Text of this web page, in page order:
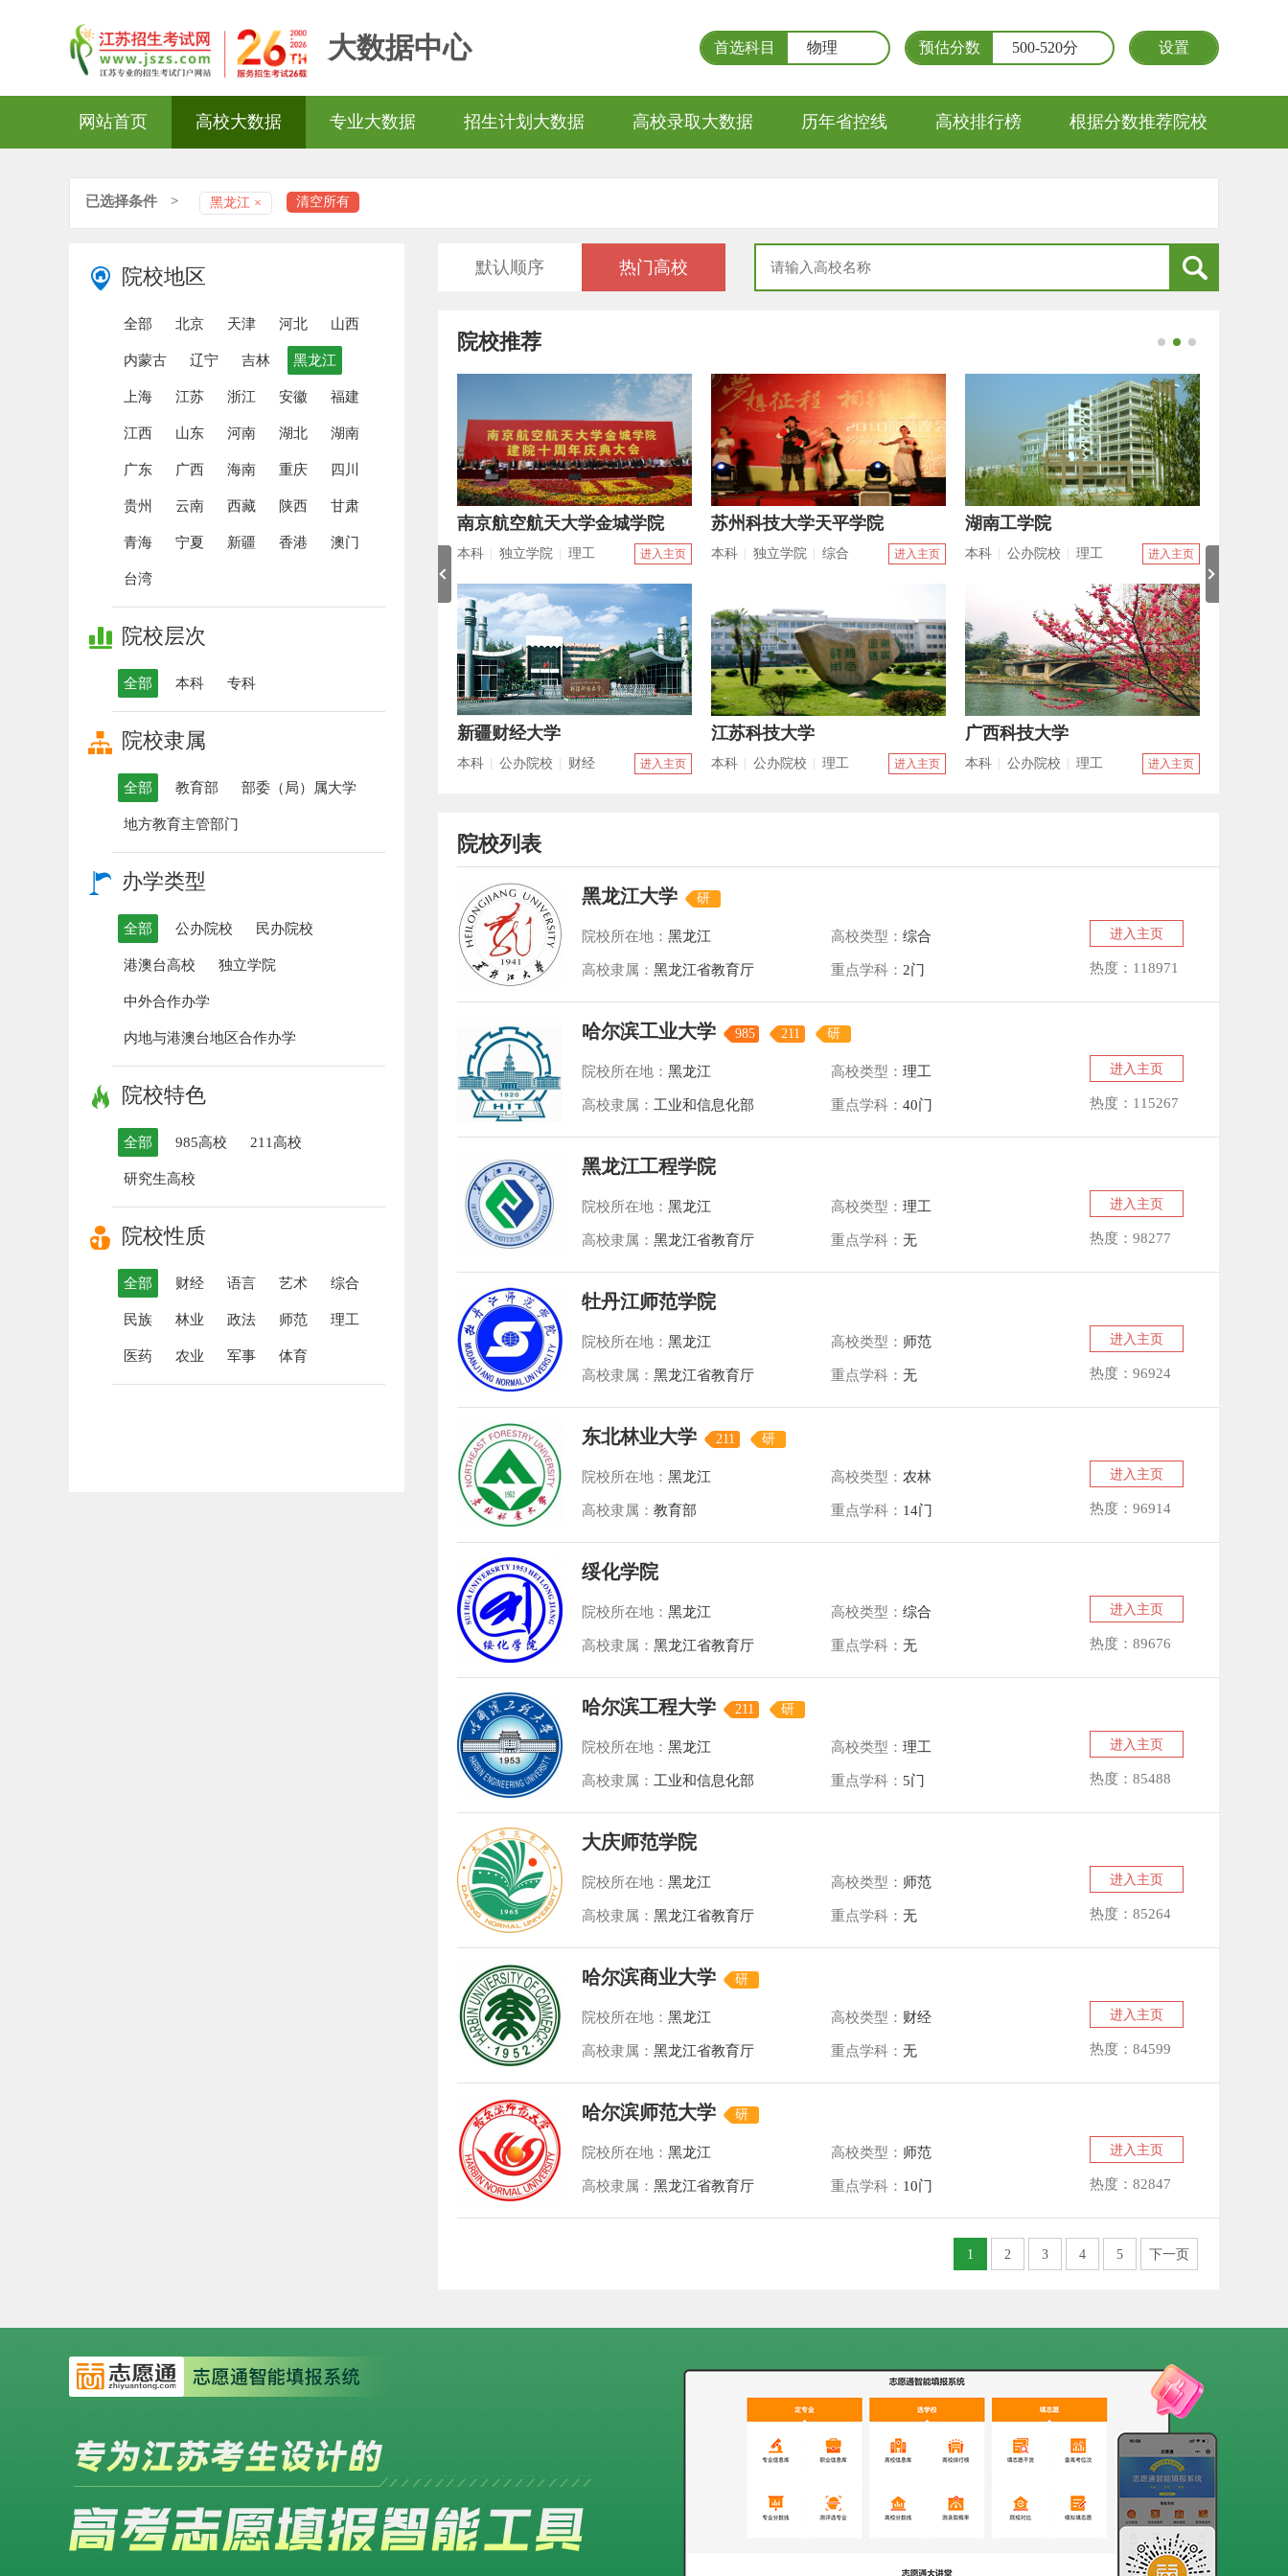
大数据中心 首选科目 物理 预估分数 500-520分 设置
网站首页 高校大数据 专业大数据 招生计划大数据 高校录取大数据 历年省控线 高校排行榜 根据分数推荐院校
已选择条件 > 黑龙江 × 清空所有
院校地区
全部 北京 天津 河北 山西
内蒙古 辽宁 吉林 黑龙江
上海 江苏 浙江 安徽 福建
江西 山东 河南 湖北 湖南
广东 广西 海南 重庆 四川
贵州 云南 西藏 陕西 甘肃
青海 宁夏 新疆 香港 澳门
台湾
院校层次
全部 本科 专科
院校隶属
全部 教育部 部委（局）属大学
地方教育主管部门
办学类型
全部 公办院校 民办院校
港澳台高校 独立学院
中外合作办学
内地与港澳台地区合作办学
院校特色
全部 985高校 211高校
研究生高校
院校性质
全部 财经 语言 艺术 综合
民族 林业 政法 师范 理工
医药 农业 军事 体育
默认顺序 热门高校
院校推荐
公办院校 理工
广西科技大学
吉林建筑大学
本科 公办院校 理工 进入主页
泉州师范学院
本科 公办院校 师范 进入主页
天津农学院
本科 公办院校 农林 进入主页
南京师范大学泰州学院
本科 独立学院 师范 进入主页
徐州工程学院
本科 公办院校 综合 进入主页
南京工业大学浦江学院
本科 独立学院 理工 进入主页
院校列表
黑龙江大学 研
院校所在地： 黑龙江 高校类型： 综合
高校隶属： 黑龙江省教育厅 重点学科： 2门
进入主页
热度：118971
哈尔滨工业大学 985 211 研
院校所在地： 黑龙江 高校类型： 理工
高校隶属： 工业和信息化部 重点学科： 40门
进入主页
热度：115267
黑龙江工程学院
院校所在地： 黑龙江 高校类型： 理工
高校隶属： 黑龙江省教育厅 重点学科： 无
进入主页
热度：98277
牡丹江师范学院
院校所在地： 黑龙江 高校类型： 师范
高校隶属： 黑龙江省教育厅 重点学科： 无
进入主页
热度：96924
东北林业大学 211 研
院校所在地： 黑龙江 高校类型： 农林
高校隶属： 教育部 重点学科： 14门
进入主页
热度：96914
绥化学院
院校所在地： 黑龙江 高校类型： 综合
高校隶属： 黑龙江省教育厅 重点学科： 无
进入主页
热度：89676
哈尔滨工程大学 211 研
院校所在地： 黑龙江 高校类型： 理工
高校隶属： 工业和信息化部 重点学科： 5门
进入主页
热度：85488
大庆师范学院
院校所在地： 黑龙江 高校类型： 师范
高校隶属： 黑龙江省教育厅 重点学科： 无
进入主页
热度：85264
哈尔滨商业大学 研
院校所在地： 黑龙江 高校类型： 财经
高校隶属： 黑龙江省教育厅 重点学科： 无
进入主页
热度：84599
哈尔滨师范大学 研
院校所在地： 黑龙江 高校类型： 师范
高校隶属： 黑龙江省教育厅 重点学科： 10门
进入主页
热度：82847
1 2 3 4 5 下一页